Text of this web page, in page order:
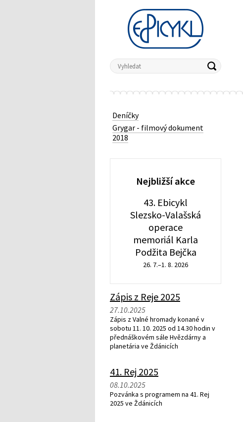
Deníčky
Grygar - filmový dokument
2018
Nejbližší akce
43. Ebicykl
Slezsko-Valašská
operace
memoriál Karla
Podžita Bejčka
26. 7.–1. 8. 2026
Zápis z Reje 2025
27.10.2025
Zápis z Valné hromady konané v
sobotu 11. 10. 2025 od 14.30 hodin v
přednáškovém sále Hvězdárny a
planetária ve Ždánicích
41. Rej 2025
08.10.2025
Pozvánka s programem na 41. Rej
2025 ve Ždánicích